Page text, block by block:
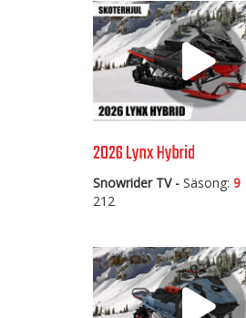
2026 Lynx Hybrid
Snowrider TV - Säsong: 9
212